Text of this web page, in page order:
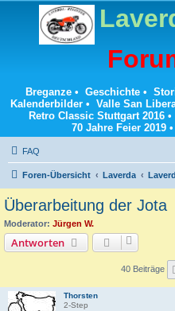
Breganze• Geschichte•
Kalenderbilder• Valle San
Retro Classic Stuttgart 2016 •
70 Jahre Feier 2019 •
FAQ
Foren-Übersicht Laverda
Überarbeitung der Jota
Moderator: Jürgen W.
Antworten
40 Beiträge
Thorsten
2-Step